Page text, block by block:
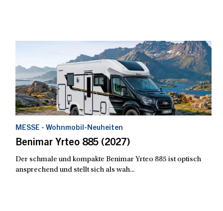
MESSE - Wohnmobil-Neuheiten
Benimar Yrteo 885 (2027)
Der schmale und kompakte Benimar Yrteo 885 ist optisch
ansprechend und stellt sich als wah...